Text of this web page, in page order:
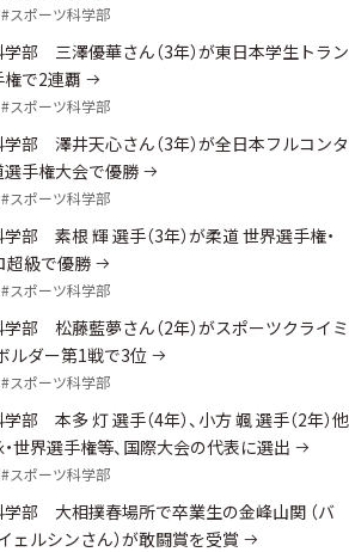
#スポーツ科学部
部 三澤優華さん（3年）が東日本学生トラン
で2連覇
#スポーツ科学部
部 澤井天心さん（3年）が全日本フルコンタ
手権大会で優勝
#スポーツ科学部
部 素根 輝 選手（3年）が柔道 世界選手権・
超級で優勝
#スポーツ科学部
部 松藤藍夢さん（2年）がスポーツクライミ
ルダー第1戦で3位
#スポーツ科学部
部 本多 灯 選手（4年）、小方 颯 選手（2年）他
世界選手権等、国際大会の代表に選出
#スポーツ科学部
学部 大相撲春場所で卒業生の金峰山関 （バ
ェルシンさん）が敢闘賞を受賞